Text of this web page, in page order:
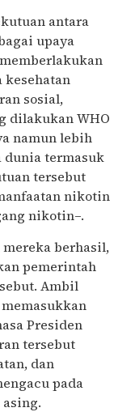
antara
upaya
kesehatan
sosial,
dilakukan WHO
namun lebih
dunia termasuk
tersebut
nikotin
nikotin–.
berhasil,
pemerintah
Ambil
memasukkan
Presiden
tersebut
dan
pada